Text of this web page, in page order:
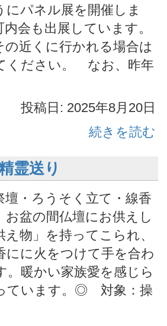
にパネル展を開催しま
会も出展しています。
の近くに行かれる場合は
ください。 なお、昨年
投稿日: 2025年8月20日
続きを読む
霊送り
壇・ろうそく立て・線香
お盆の間仏壇にお供えし
物」を持ってこられ、
にに火をつけて手を合わ
。暖かい家族愛を感じら
ています。◎ 対象：操